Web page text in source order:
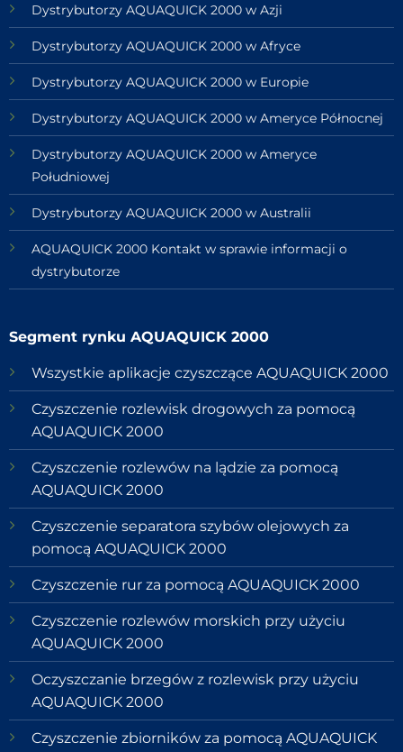
Dystrybutorzy AQUAQUICK 2000 w Azji
Dystrybutorzy AQUAQUICK 2000 w Afryce
Dystrybutorzy AQUAQUICK 2000 w Europie
Dystrybutorzy AQUAQUICK 2000 w Ameryce Północnej
Dystrybutorzy AQUAQUICK 2000 w Ameryce
Południowej
Dystrybutorzy AQUAQUICK 2000 w Australii
AQUAQUICK 2000 Kontakt w sprawie informacji o
dystrybutorze
Segment rynku AQUAQUICK 2000
Wszystkie aplikacje czyszczące AQUAQUICK 2000
Czyszczenie rozlewisk drogowych za pomocą
AQUAQUICK 2000
Czyszczenie rozlewów na lądzie za pomocą
AQUAQUICK 2000
Czyszczenie separatora szybów olejowych za
pomocą AQUAQUICK 2000
Czyszczenie rur za pomocą AQUAQUICK 2000
Czyszczenie rozlewów morskich przy użyciu
AQUAQUICK 2000
Oczyszczanie brzegów z rozlewisk przy użyciu
AQUAQUICK 2000
Czyszczenie zbiorników za pomocą AQUAQUICK